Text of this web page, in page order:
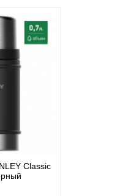
Classic